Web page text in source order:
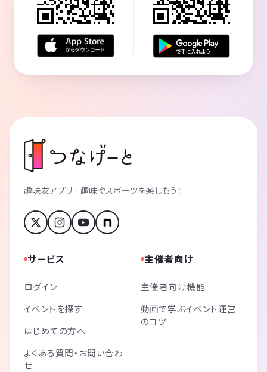
趣味友アプリ - 趣味やスポーツを楽しもう！
サービス
ログイン
イベントを探す
はじめての方へ
よくある質問・お問い合わ
せ
主催者向け
主催者向け機能
動画で学ぶイベント運営
のコツ